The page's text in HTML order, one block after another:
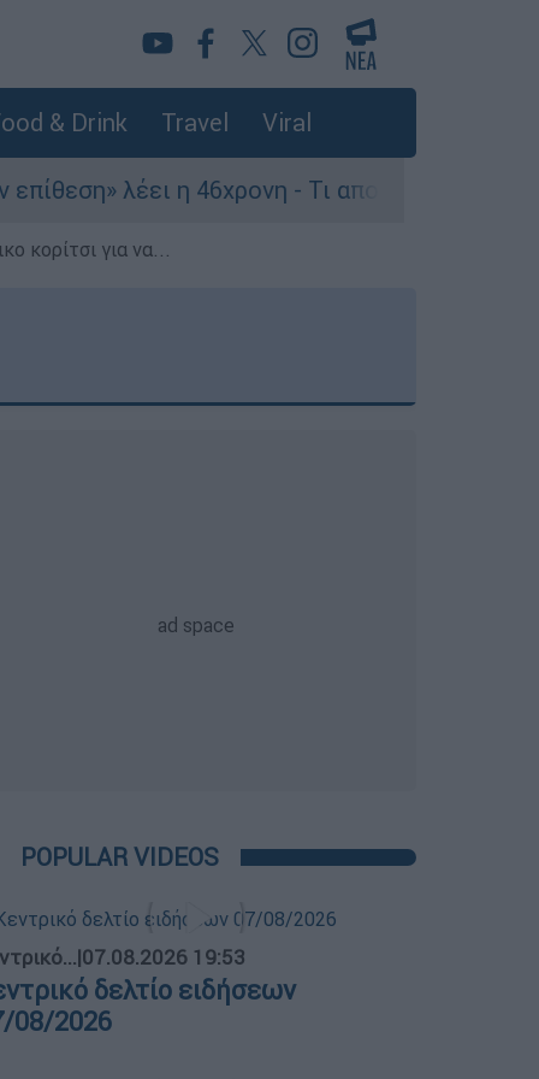
& Drink Travel Viral
η 46χρονη - Τι αποκάλυψε στους
κορίτσι για να...
POPULAR VIDEOS
|07.08.2026 19:53
δελτίο ειδήσεων
08/2026